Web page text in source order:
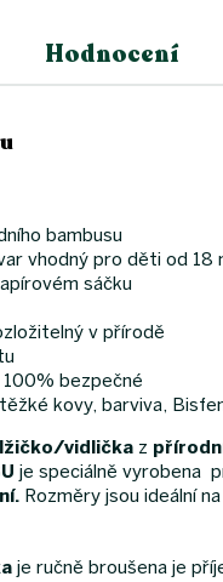
Hodnocení
bambusu
vhodný pro děti od 18
sáčku
v přírodě
bezpečné
kovy, barviva,
vidlička z
je speciálně vyrobena
Rozměry jsou ideální
je ručně broušena je